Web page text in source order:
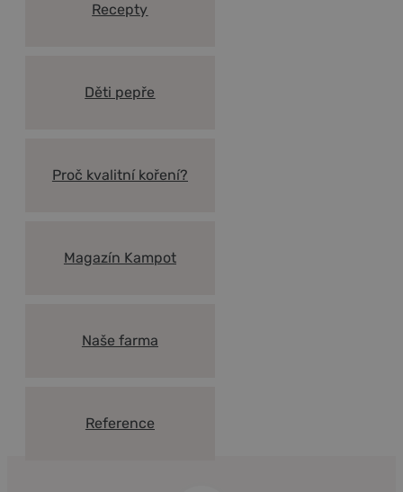
Recepty
Děti pepře
Proč kvalitní koření?
Magazín Kampot
Naše farma
Reference